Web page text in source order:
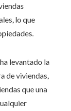
lo que
levantado la
de viviendas,
que una